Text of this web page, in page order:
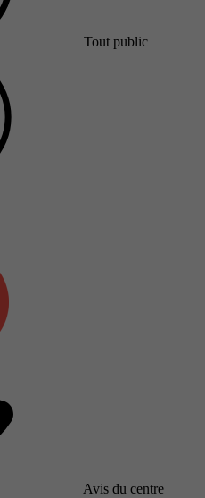
Tout public
Avis du centre